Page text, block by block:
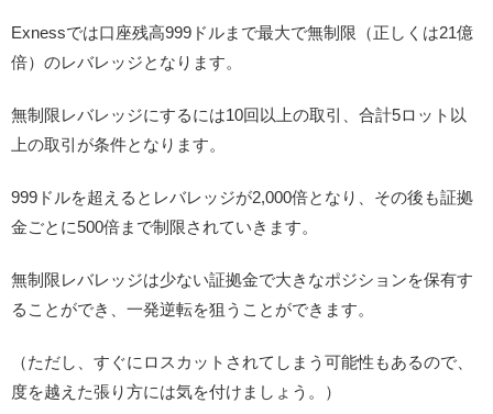
Exnessでは口座残高999ドルまで最大で無制限（正しくは21億
倍）のレバレッジとなります。
無制限レバレッジにするには10回以上の取引、合計5ロット以
上の取引が条件となります。
999ドルを超えるとレバレッジが2,000倍となり、その後も証拠
金ごとに500倍まで制限されていきます。
無制限レバレッジは少ない証拠金で大きなポジションを保有す
ることができ、一発逆転を狙うことができます。
（ただし、すぐにロスカットされてしまう可能性もあるので、
度を越えた張り方には気を付けましょう。）